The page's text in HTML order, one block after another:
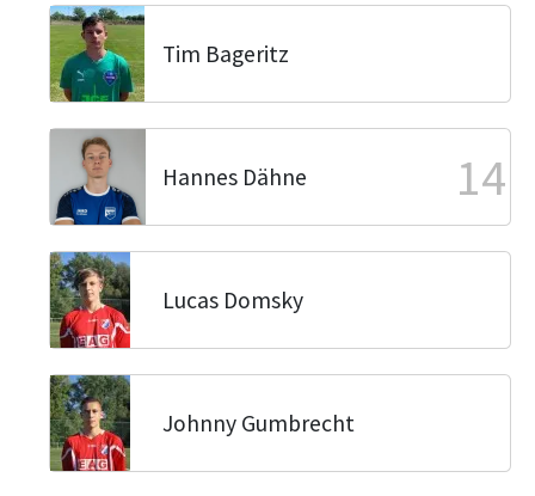
Tim Bageritz
Hannes Dähne 14
Lucas Domsky
Johnny Gumbrecht